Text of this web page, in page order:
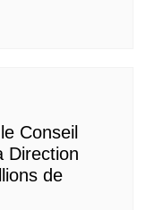
Conseil
Direction
de